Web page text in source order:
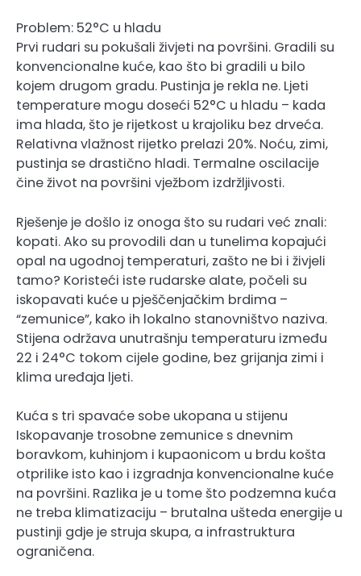
Problem: 52°C u hladu
Prvi rudari su pokušali živjeti na površini. Gradili su
konvencionalne kuće, kao što bi gradili u bilo
kojem drugom gradu. Pustinja je rekla ne. Ljeti
temperature mogu doseći 52°C u hladu – kada
ima hlada, što je rijetkost u krajoliku bez drveća.
Relativna vlažnost rijetko prelazi 20%. Noću, zimi,
pustinja se drastično hladi. Termalne oscilacije
čine život na površini vježbom izdržljivosti.
Rješenje je došlo iz onoga što su rudari već znali:
kopati. Ako su provodili dan u tunelima kopajući
opal na ugodnoj temperaturi, zašto ne bi i živjeli
tamo? Koristeći iste rudarske alate, počeli su
iskopavati kuće u pješčenjačkim brdima –
“zemunice”, kako ih lokalno stanovništvo naziva.
Stijena održava unutrašnju temperaturu između
22 i 24°C tokom cijele godine, bez grijanja zimi i
klima uređaja ljeti.
Kuća s tri spavaće sobe ukopana u stijenu
Iskopavanje trosobne zemunice s dnevnim
boravkom, kuhinjom i kupaonicom u brdu košta
otprilike isto kao i izgradnja konvencionalne kuće
na površini. Razlika je u tome što podzemna kuća
ne treba klimatizaciju – brutalna ušteda energije u
pustinji gdje je struja skupa, a infrastruktura
ograničena.